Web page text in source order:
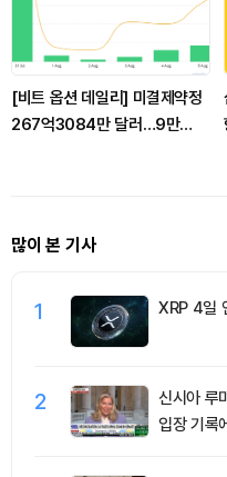
[비트 옵션 데일리] 미결제약정
267억3084만 달러…9만
많이 본 기사
1 XRP 4일
2
신시아 루
입장 기록